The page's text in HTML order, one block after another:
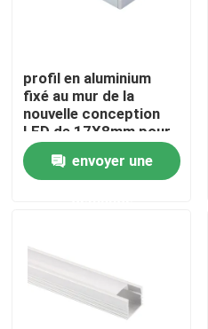
Contactez-nous
Nouvelles
Profils enfoncés de LED
Profil de la plaque de
profil en aluminium
fixé au mur de la
nouvelle conception
LED de 17X8mm pour
l'éclairage de cuisine
envoyer une